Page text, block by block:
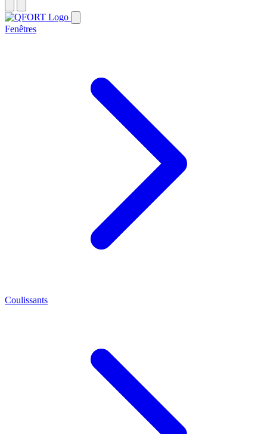
Fenêtres
Coulissants